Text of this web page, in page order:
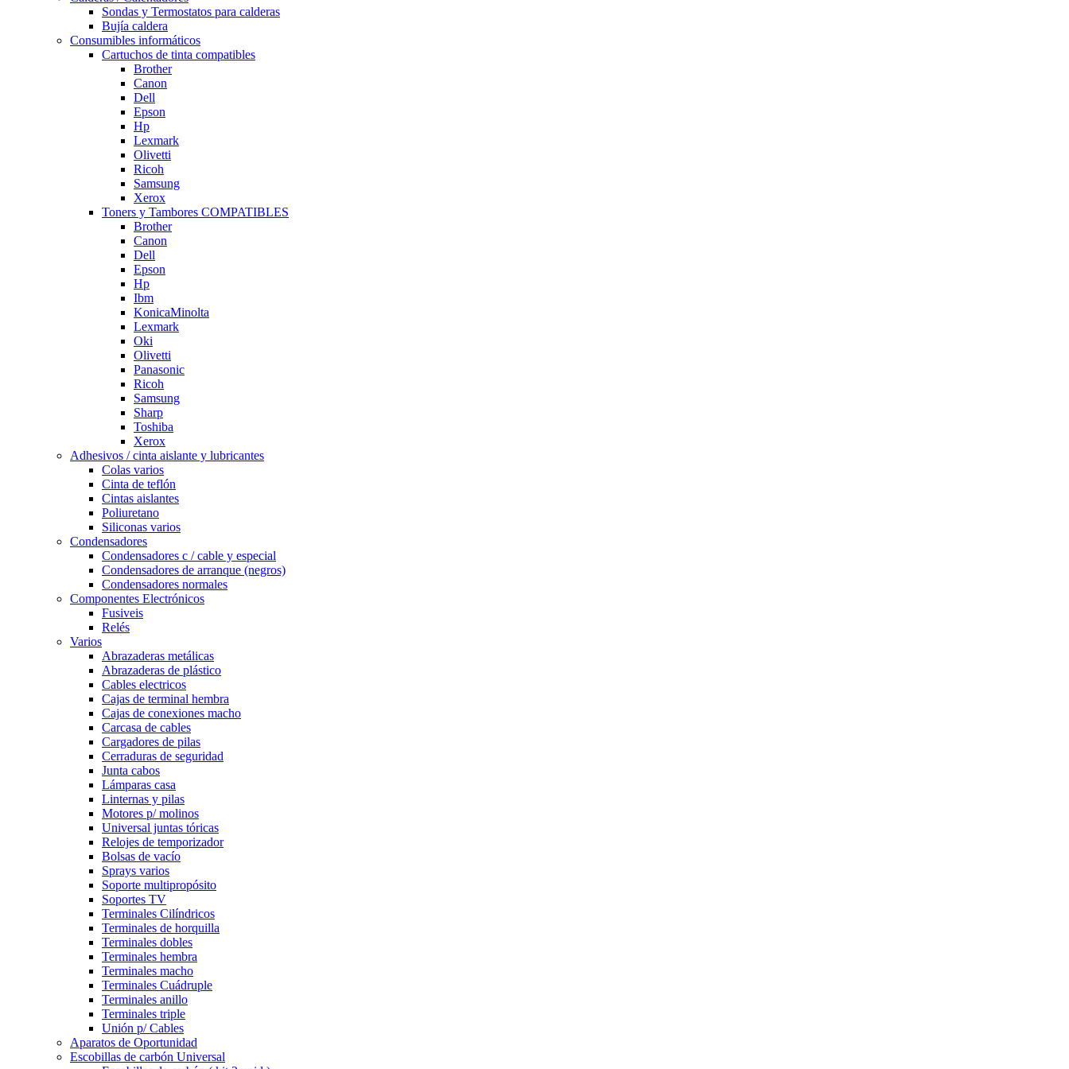
Sondas y Termostatos para calderas
Bujía caldera
Consumibles informáticos
Cartuchos de tinta compatibles
Brother
Canon
Dell
Epson
Hp
Lexmark
Olivetti
Ricoh
Samsung
Xerox
Toners y Tambores COMPATIBLES
Brother
Canon
Dell
Epson
Hp
Ibm
KonicaMinolta
Lexmark
Oki
Olivetti
Panasonic
Ricoh
Samsung
Sharp
Toshiba
Xerox
Adhesivos / cinta aislante y lubricantes
Colas varios
Cinta de teflón
Cintas aislantes
Poliuretano
Siliconas varios
Condensadores
Condensadores c / cable y especial
Condensadores de arranque (negros)
Condensadores normales
Componentes Electrónicos
Fusiveis
Relés
Varios
Abrazaderas metálicas
Abrazaderas de plástico
Cables electricos
Cajas de terminal hembra
Cajas de conexiones macho
Carcasa de cables
Cargadores de pilas
Cerraduras de seguridad
Junta cabos
Lámparas casa
Linternas y pilas
Motores p/ molinos
Universal juntas tóricas
Relojes de temporizador
Bolsas de vacío
Sprays varios
Soporte multipropósito
Soportes TV
Terminales Cilíndricos
Terminales de horquilla
Terminales dobles
Terminales hembra
Terminales macho
Terminales Cuádruple
Terminales anillo
Terminales triple
Unión p/ Cables
Aparatos de Oportunidad
Escobillas de carbón Universal